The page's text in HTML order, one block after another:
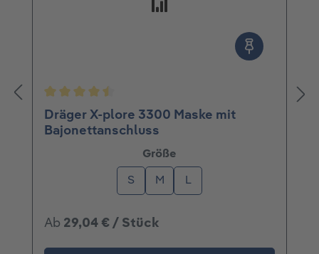
Durchschnittliche Bewertung von 4.5 von 5
Dräger X-plore 3300 Maske mit
Bajonettanschluss
Größe
S M L
Ab 29,04 € / Stück